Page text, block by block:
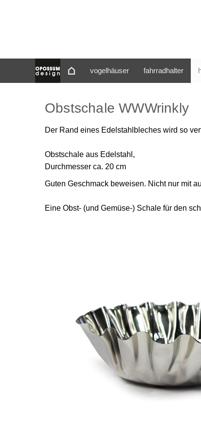
vogelhäuser fahrradhalter
Obstschale WWWrinkly
Der Rand eines Edelstahlbleches wird so
Obstschale aus Edelstahl,
Durchmesser ca. 20 cm
Guten Geschmack beweisen. Nicht nur mit
Eine Obst- (und Gemüse-) Schale für den